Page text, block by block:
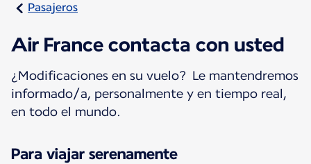
Pasajeros
Air France contacta con usted
¿Modificaciones en su vuelo? Le mantendremos
informado/a, personalmente y en tiempo real,
en todo el mundo.
Para viajar serenamente